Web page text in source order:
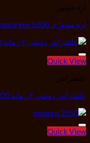
افزودن به علاقه مندی ها
اره موتور
اره موتوری Powermaxprime 5200
افزودن به علاقه مندی ها
Quick View
علفتراش
علفتراش دوشی ۲ زمانه MBT 5200
Quick View